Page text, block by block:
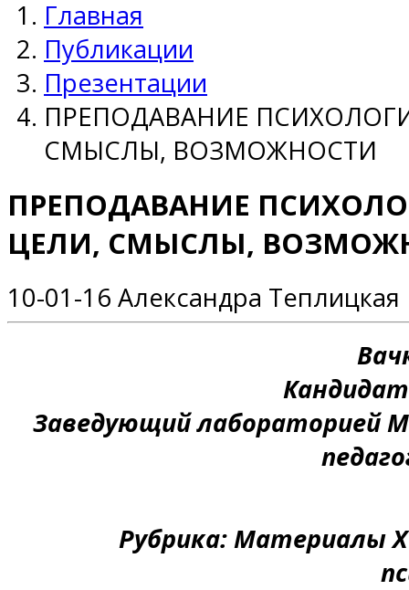
Главная
Публикации
Презентации
ПРЕПОДАВАНИЕ
СМЫСЛЫ, ВОЗМОЖНОСТИ
ПРЕПОДАВАНИЕ
ЦЕЛИ, СМЫСЛЫ,
10-01-16 Александра Теплицкая
Кандидат
Заведующий лабораторией
Рубрика: Материалы X